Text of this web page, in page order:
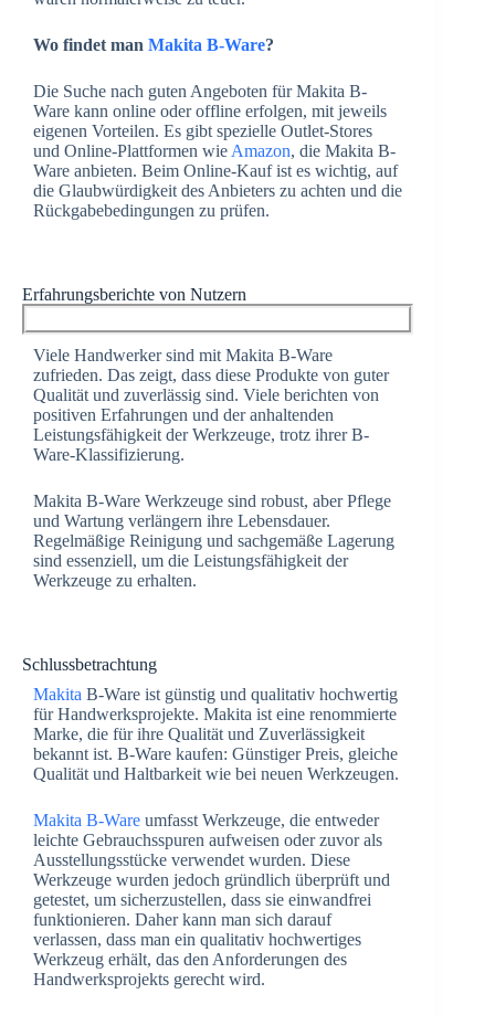
Wo findet man Makita B-Ware?
Die Suche nach guten Angeboten für Makita B-
Ware kann online oder offline erfolgen, mit jeweils
eigenen Vorteilen. Es gibt spezielle Outlet-Stores
und Online-Plattformen wie Amazon, die Makita B-
Ware anbieten. Beim Online-Kauf ist es wichtig, auf
die Glaubwürdigkeit des Anbieters zu achten und die
Rückgabebedingungen zu prüfen.
Erfahrungsberichte von Nutzern
Viele Handwerker sind mit Makita B-Ware
zufrieden. Das zeigt, dass diese Produkte von guter
Qualität und zuverlässig sind. Viele berichten von
positiven Erfahrungen und der anhaltenden
Leistungsfähigkeit der Werkzeuge, trotz ihrer B-
Ware-Klassifizierung.
Makita B-Ware Werkzeuge sind robust, aber Pflege
und Wartung verlängern ihre Lebensdauer.
Regelmäßige Reinigung und sachgemäße Lagerung
sind essenziell, um die Leistungsfähigkeit der
Werkzeuge zu erhalten.
Schlussbetrachtung
Makita B-Ware ist günstig und qualitativ hochwertig
für Handwerksprojekte. Makita ist eine renommierte
Marke, die für ihre Qualität und Zuverlässigkeit
bekannt ist. B-Ware kaufen: Günstiger Preis, gleiche
Qualität und Haltbarkeit wie bei neuen Werkzeugen.
Makita B-Ware umfasst Werkzeuge, die entweder
leichte Gebrauchsspuren aufweisen oder zuvor als
Ausstellungsstücke verwendet wurden. Diese
Werkzeuge wurden jedoch gründlich überprüft und
getestet, um sicherzustellen, dass sie einwandfrei
funktionieren. Daher kann man sich darauf
verlassen, dass man ein qualitativ hochwertiges
Werkzeug erhält, das den Anforderungen des
Handwerksprojekts gerecht wird.